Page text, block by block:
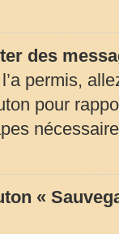
des
permis,
pour
«